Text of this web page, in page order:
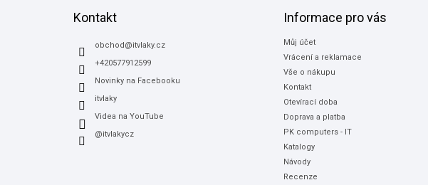
Kontakt
obchod@itvlaky.cz
+420577912599
Novinky na Facebooku
itvlaky
Videa na YouTube
@itvlakycz
Informace pro vás
Můj účet
Vrácení a reklamace
Vše o nákupu
Kontakt
Otevírací doba
Doprava a platba
PK computers - IT
Katalogy
Návody
Recenze